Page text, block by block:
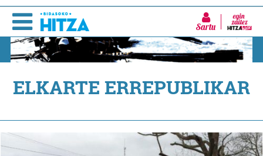
Sartu
ELKARTE ERREPUBLIKAR